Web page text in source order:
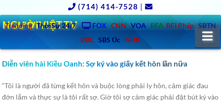
(714) 414-7528 |
Trending ThờiSự 24/7 FOX CNN VOA RFA RFI Pháp SBTN
BBC SBS Úc NHK
NGƯỜIVIỆT.TV
Diễn viên hài Kiều Oanh: Sợ ký vào giấy kết hôn lần nữa
“Tôi là người đã từng kết hôn và buộc lòng phải ly hôn, cảm giác đau
đớn lắm và thực sự là tôi rất sợ. Giờ tôi sợ cảm giác phải đặt bút ký vào